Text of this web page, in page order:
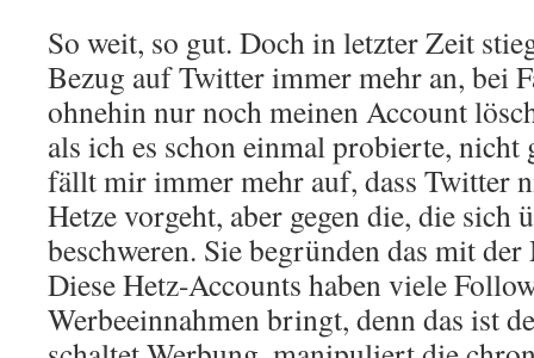
So weit, so gut. Doch in letzter Zeit
Bezug auf Twitter immer mehr an, bei
ohnehin nur noch meinen Account
als ich es schon einmal probierte,
fällt mir immer mehr auf, dass Twitter
Hetze vorgeht, aber gegen die, die sich
beschweren. Sie begründen das mit
Diese Hetz-Accounts haben viele
Werbeeinnahmen bringt, denn das ist